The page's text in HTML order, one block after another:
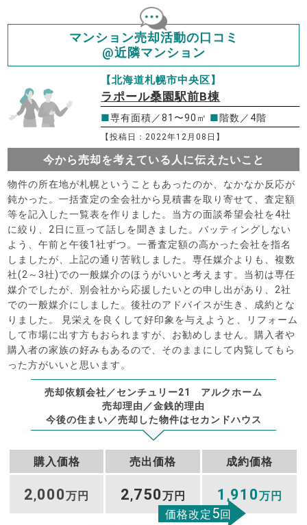
マンション売却活動の口コミ
@近隣マンション
【北海道札幌市中央区】
ラポール桑園駅前B棟
■専有面積／81〜90㎡ ■階数／4階
【投稿日：2022年12月08日】
今から売却を考えている人に伝えたいこと
物件の所在地が札幌ということもあったのか、なかなか反応が
鈍かった。一括査定の全会社から見積書を取り寄せて、査定額
等を記入した一覧表を作りました。当方の面談希望会社を4社
に絞り、2日に亘って話しを聞きました。バッティングしない
よう、午前と午後1社ずつ。一番査定額の高かった会社を指名
しましたが、上記の通り苦戦しました。専任媒介よりも、複数
社(2～3社)での一般媒介のほうがいいと考えます。当初は専任
媒介でしたが、別会社から応援したいとの申し出があり、2社
での一般媒介にしました。後社のアドバイスが生き、成約とな
りました。 見栄えを良くして好印象を与えようと、リフォーム
して市場に出す方もおられますが、お勧めしません。購入者や
購入者の家族の好みもあるので、そのままにして内覧してもら
った方がいいと思います。
売却依頼会社／センチュリー21 アルクホーム
売却理由／金銭的理由
今後の住まい／売却した物件はセカンドハウス
購入価格 売出価格 成約価格
2,000万円 2,750万円 1 ,910万円
価格改定 5回